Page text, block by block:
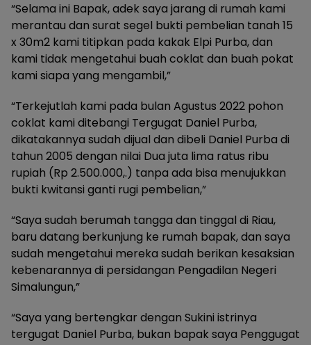
“Selama ini Bapak, adek saya jarang di rumah kami
merantau dan surat segel bukti pembelian tanah 15
x 30m2 kami titipkan pada kakak Elpi Purba, dan
kami tidak mengetahui buah coklat dan buah pokat
kami siapa yang mengambil,”
“Terkejutlah kami pada bulan Agustus 2022 pohon
coklat kami ditebangi Tergugat Daniel Purba,
dikatakannya sudah dijual dan dibeli Daniel Purba di
tahun 2005 dengan nilai Dua juta lima ratus ribu
rupiah (Rp 2.500.000,.) tanpa ada bisa menujukkan
bukti kwitansi ganti rugi pembelian,”
“Saya sudah berumah tangga dan tinggal di Riau,
baru datang berkunjung ke rumah bapak, dan saya
sudah mengetahui mereka sudah berikan kesaksian
kebenarannya di persidangan Pengadilan Negeri
Simalungun,”
“Saya yang bertengkar dengan Sukini istrinya
tergugat Daniel Purba, bukan bapak saya Penggugat